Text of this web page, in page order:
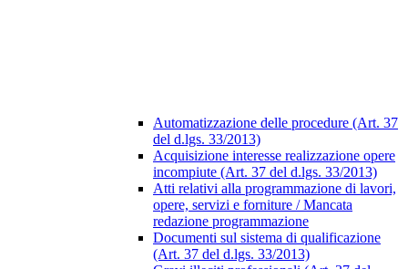
Automatizzazione delle procedure (Art. 37
del d.lgs. 33/2013)
Acquisizione interesse realizzazione opere
incompiute (Art. 37 del d.lgs. 33/2013)
Atti relativi alla programmazione di lavori,
opere, servizi e forniture / Mancata
redazione programmazione
Documenti sul sistema di qualificazione
(Art. 37 del d.lgs. 33/2013)